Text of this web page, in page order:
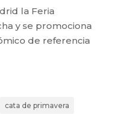
la Feria
y se promociona
de referencia
cata de primavera